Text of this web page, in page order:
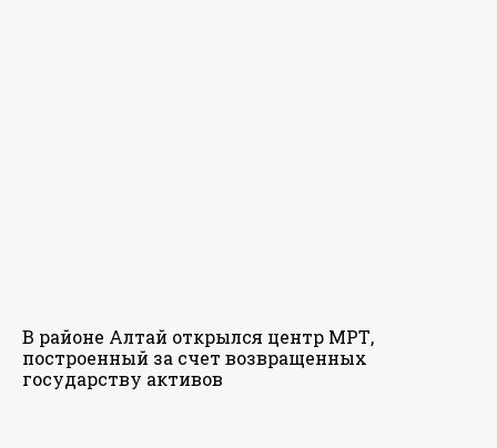
В районе Алтай открылся центр МРТ,
построенный за счет возвращенных
государству активов